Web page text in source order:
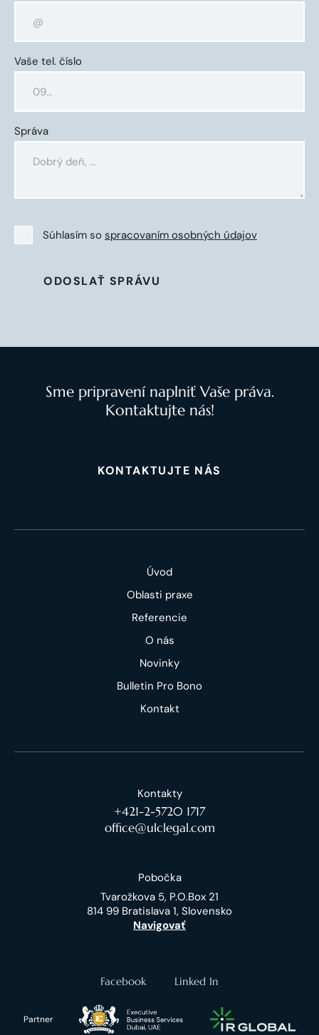
Vaše tel. číslo
Správa
Súhlasím so spracovaním osobných údajov
ODOSLAŤ SPRÁVU
Sme pripravení naplniť Vaše práva.
Kontaktujte nás!
KONTAKTUJTE NÁS
Úvod
Oblasti praxe
Referencie
O nás
Novinky
Bulletin Pro Bono
Kontakt
Kontakty
+421-2-5720 1717
office@ulclegal.com
Pobočka
Tvarožkova 5, P.O.Box 21
814 99 Bratislava 1, Slovensko
Navigovať
Facebook Linked In
Partner